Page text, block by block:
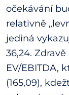
očekávání
relativně
jediná
36,24.
EV/EBITDA,
(165,09),